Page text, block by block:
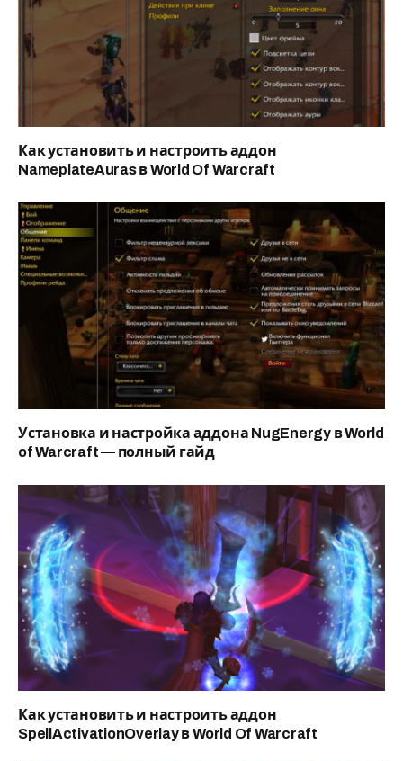
Как установить и настроить аддон
NameplateAuras в World Of Warcraft
Установка и настройка аддона NugEnergy в World
of Warcraft — полный гайд
Как установить и настроить аддон
SpellActivationOverlay в World Of Warcraft